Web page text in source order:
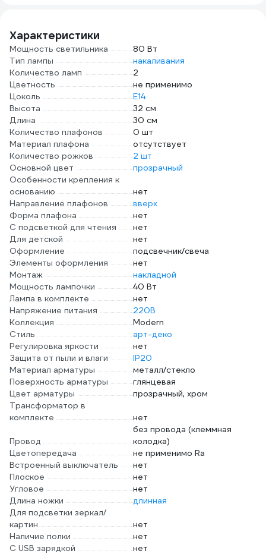
Характеристики
Мощность светильника
80 Вт
Тип лампы
накаливания
Количество ламп
2
Цветность
не применимо
Цоколь
E14
Высота
32 см
Длина
30 см
Количество плафонов
0 шт
Материал плафона
отсутствует
Количество рожков
2 шт
Основной цвет
прозрачный
Особенности крепления к
основанию
нет
Направление плафонов
вверх
Форма плафона
нет
С подсветкой для чтения
нет
Для детской
нет
Оформление
подсвечник/свеча
Элементы оформления
нет
Монтаж
накладной
Мощность лампочки
40 Вт
Лампа в комплекте
нет
Напряжение питания
220В
Коллекция
Modern
Стиль
арт-деко
Регулировка яркости
нет
Защита от пыли и влаги
IP20
Материал арматуры
металл/стекло
Поверхность арматуры
глянцевая
Цвет арматуры
прозрачный, хром
Трансформатор в
комплекте
нет
Провод
без провода (клеммная
колодка)
Цветопередача
не применимо Ra
Встроенный выключатель
нет
Плоское
нет
Угловое
нет
Длина ножки
длинная
Для подсветки зеркал/
картин
нет
Наличие полки
нет
С USB зарядкой
нет